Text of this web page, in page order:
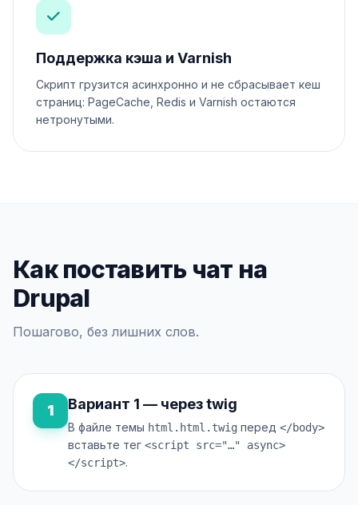
Поддержка кэша и Varnish
Скрипт грузится асинхронно и не сбрасывает кеш
страниц: PageCache, Redis и Varnish остаются
нетронутыми.
Как поставить чат на
Drupal
Пошагово, без лишних слов.
1 Вариант 1 — через twig
В файле темы html.html.twig перед </body>
вставьте тег <script src="…" async>
</script>.